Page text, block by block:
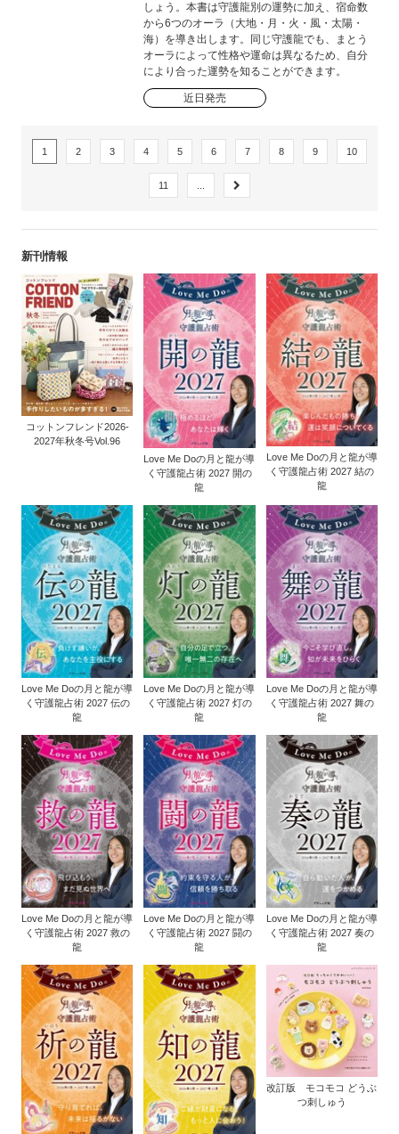
しょう。本書は守護龍別の運勢に加え、宿命数
から6つのオーラ（大地・月・火・風・太陽・
海）を導き出します。同じ守護龍でも、まとう
オーラによって性格や運命は異なるため、自分
により合った運勢を知ることができます。
近日発売
1 2 3 4 5 6 7 8 9 10
11
新刊情報
コットンフレンド2026-
2027年秋冬号Vol.96
Love Me Doの月と龍が導
く守護龍占術 2027 開の
龍
Love Me Doの月と龍が導
く守護龍占術 2027 結の
龍
Love Me Doの月と龍が導
く守護龍占術 2027 伝の
龍
Love Me Doの月と龍が導
く守護龍占術 2027 灯の
龍
Love Me Doの月と龍が導
く守護龍占術 2027 舞の
龍
Love Me Doの月と龍が導
く守護龍占術 2027 救の
龍
Love Me Doの月と龍が導
く守護龍占術 2027 闘の
龍
Love Me Doの月と龍が導
く守護龍占術 2027 奏の
龍
改訂版 モコモコ どうぶ
つ刺しゅう